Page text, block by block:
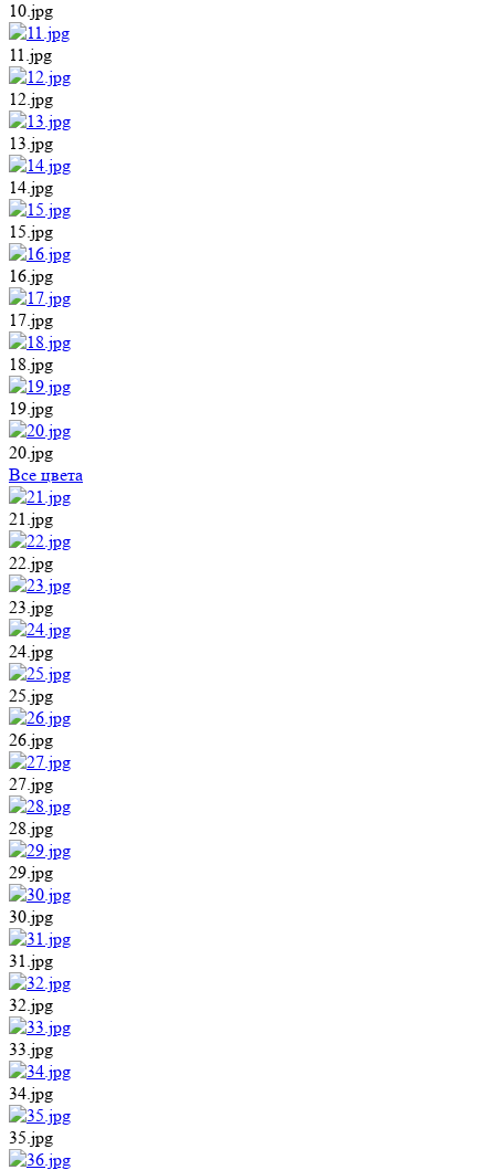
10.jpg
11.jpg
12.jpg
13.jpg
14.jpg
15.jpg
16.jpg
17.jpg
18.jpg
19.jpg
20.jpg
Все цвета
21.jpg
22.jpg
23.jpg
24.jpg
25.jpg
26.jpg
27.jpg
28.jpg
29.jpg
30.jpg
31.jpg
32.jpg
33.jpg
34.jpg
35.jpg